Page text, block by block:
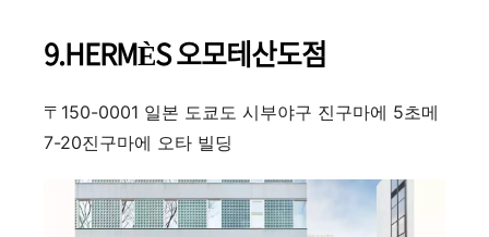
9.HERMÈS 오모테산도점
〒150-0001 일본 도쿄도 시부야구 진구마에 5초메
7-20진구마에 오타 빌딩